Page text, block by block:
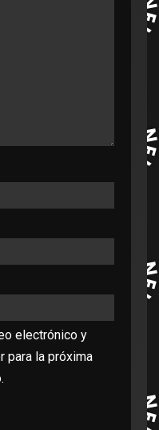
electrónico y
para la próxima